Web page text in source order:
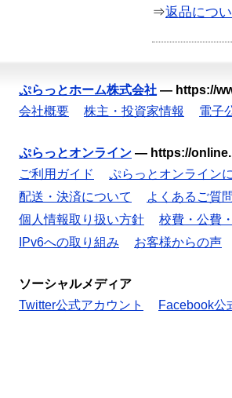
⇒返品につ
ぷらっとホーム株式会社 — https://
会社概要
株主・投資家情報 電子
ぷらっとオンライン — https://
ご利用ガイド
ぷらっとオンライン
配送・決済について
よくあるご質問
個人情報取り扱い方針
校費・公費
IPv6への取り組み
お客様からの声
ソーシャルメディア
Twitter公式アカウント
Facebook公